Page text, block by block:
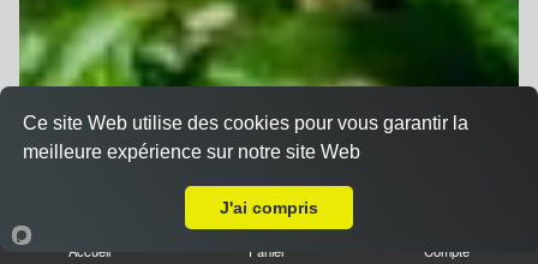
Accueil Panier Compte
Ce site Web utilise des cookies pour vous garantir la
meilleure expérience sur notre site Web
J'ai compris